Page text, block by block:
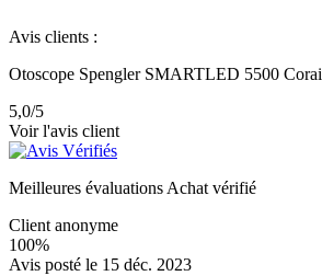
Avis clients :
Otoscope Spengler SMARTLED 5500
5,0/5
Voir l'avis client
Meilleures évaluations Achat vérifié
Client anonyme
100%
Avis posté le 15 déc. 2023